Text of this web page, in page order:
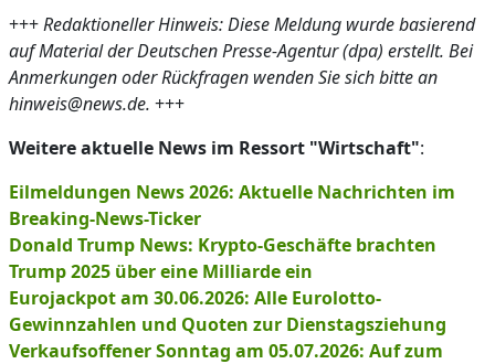
+++Redaktioneller Hinweis: Diese Meldung wurde basierend
auf Material der Deutschen Presse-Agentur (dpa) erstellt. Bei
Anmerkungen oder Rückfragen wenden Sie sich bitte an
hinweis@news.de. +++
Weitere aktuelle News im Ressort "Wirtschaft":
Eilmeldungen News 2026: Aktuelle Nachrichten im
Breaking-News-Ticker
Donald Trump News: Krypto-Geschäfte brachten
Trump 2025 über eine Milliarde ein
Eurojackpot am 30.06.2026: Alle Eurolotto-
Gewinnzahlen und Quoten zur Dienstagsziehung
Verkaufsoffener Sonntag am 05.07.2026: Auf zum